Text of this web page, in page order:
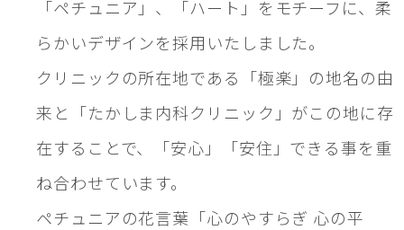
「ペチュニア」、「ハート」をモチーフに、柔
らかいデザインを採用いたしました。
クリニックの所在地である「極楽」の地名の由
来と「たかしま内科クリニック」がこの地に存
在することで、「安心」「安住」できる事を重
ね合わせています。
ペチュニアの花言葉「心のやすらぎ 心の平